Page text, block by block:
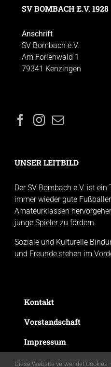
SV BOMBACH E.V. 1928
Anschrift
SV Bombach e.V.
Am Forlenwald 1
79341 Kenzingen
UNSER LEITBILD
Der SV Bombach e.V. ist
immer wieder gute
Amateurklassen
junge Spieler zu fördern.
Soziale und Kulturelle
und Freunde stehen im
Kontakt
Vorstandschaft
Impressum
Datenschutzerklärung
Diese Website verwendet Cookies